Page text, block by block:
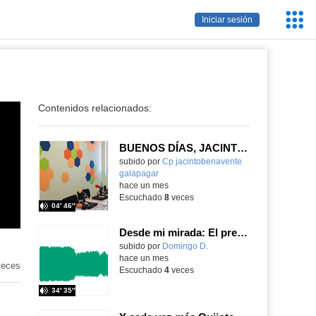
Iniciar sesión
Contenidos relacionados:
BUENOS DÍAS, JACINTO BENAVENTE: viernes, 19 de junio de 2026
Contenido educativo.
subido por Cp jacintobenavente
galapagar
04′ 46″
-
hace un mes
Escuchado 8veces
Desde mi mirada: El presente y futuro del Aula TEA
Contenido educativo.
subido por Domingo D.
34′ 35″
hace un mes
Escuchado 4veces